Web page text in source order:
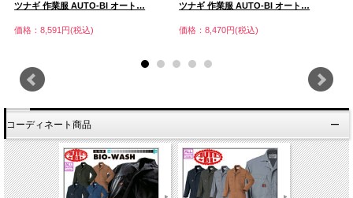
ツナギ 作業服 AUTO-BI オート…
価格：8,591円(税込)
ツナギ 作業服 AUTO-BI オート…
価格：8,470円(税込)
コーディネート商品